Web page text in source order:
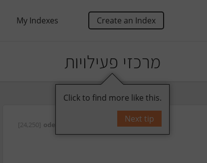
My Indexes Create an Index
מרכזי פעילויות
oded
[24,250]
Click to find more like this.
Next tip